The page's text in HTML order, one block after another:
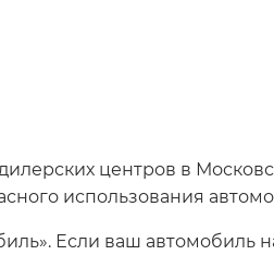
центров в
использования
Если ваш автомобиль